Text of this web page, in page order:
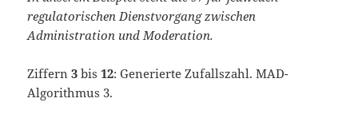
regulatorischen Dienstvorgang zwischen
Administration und Moderation.
Ziffern3 bis12: Generierte Zufallszahl. MAD-
Algorithmus 3.